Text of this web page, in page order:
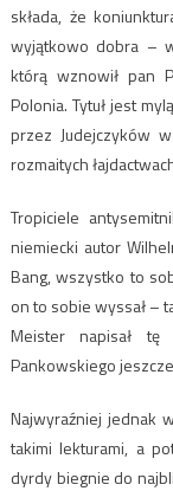
składa, że
wyjątkowo dobra –
którą wznowił pan
Polonia. Tytuł jest
przez Judejczyków
rozmaitych
Tropiciele
niemiecki autor
Bang, wszystko to
on to sobie wyssał –
Meister napisał
Pankowskiego
Najwyraźniej jednak
takimi lekturami, a
dyrdy biegnie do